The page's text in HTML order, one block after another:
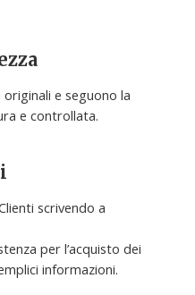
e seguono la
e controllata.
scrivendo a
per l’acquisto dei
informazioni.